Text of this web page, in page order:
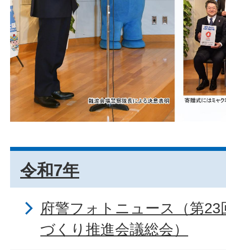
令和7年
府警フォトニュース（第
づくり推進会議総会）